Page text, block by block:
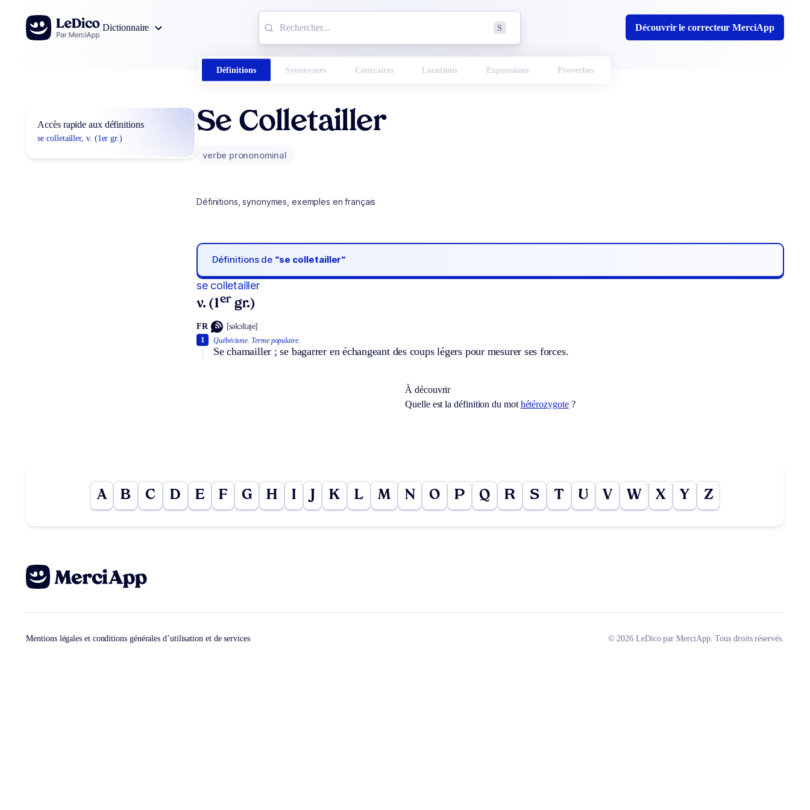
Aller au contenu
Dictionnaire
S Découvrir le correcteur MerciApp
Définitions Synonymes Contraires Locutions Expressions Proverbes
Accès rapide aux définitions
se colletailler, v. (1er gr.)
Se Colletailler
verbe prononominal
Définitions, synonymes, exemples en français
Définitions de “se colletailler“
se colletailler
v. (1er gr.)
FR [səkɔltaje]
Québécisme. Terme populaire.
Se chamailler ; se bagarrer en échangeant des coups légers pour mesurer ses forces.
1
À découvrir
Quelle est la définition du mot hétérozygote?
A B C D E F G H I J K L M N O P Q R S T U V W X Y Z
Mentions légales et conditions générales d’utilisation et de services © 2026 LeDico par MerciApp. Tous droits réservés.